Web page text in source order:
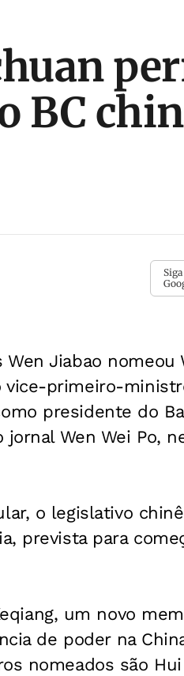
BC
Jiabao nomeou
primeiro-
presidente do
Wen Wei Po,
o legislativo
prevista para
um novo
de poder na
nomeados são Hui